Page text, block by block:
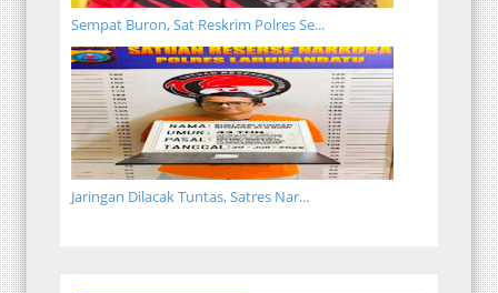
Sempat Buron, Sat Reskrim Polres Se...
Jaringan Dilacak Tuntas, Satres Nar...